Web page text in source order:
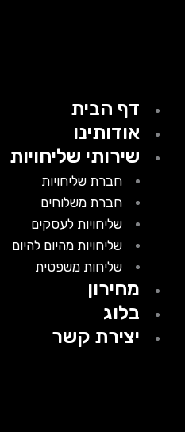
דף הבית
אודותינו
שירותי שליחויות
חברת שליחויות
חברת משלוחים
שליחויות לעסקים
שליחויות מהיום להיום
שליחות משפטית
מחירון
בלוג
יצירת קשר